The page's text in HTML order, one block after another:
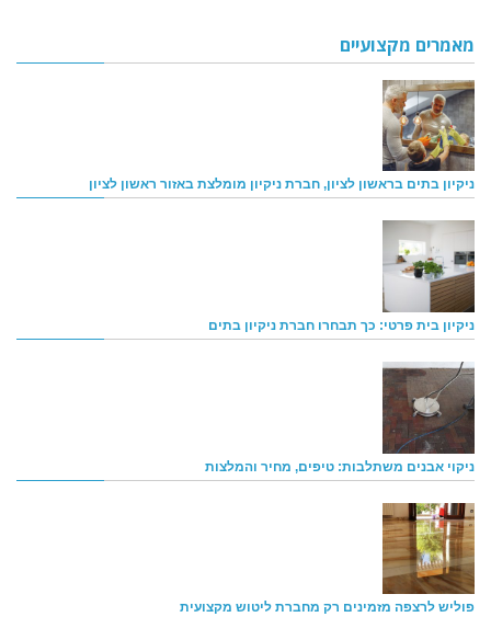
מאמרים מקצועיים
ניקיון בתים בראשון לציון, חברת ניקיון מומלצת באזור ראשון לציון
ניקיון בית פרטי: כך תבחרו חברת ניקיון בתים
ניקוי אבנים משתלבות: טיפים, מחיר והמלצות
פוליש לרצפה מזמינים רק מחברת ליטוש מקצועית